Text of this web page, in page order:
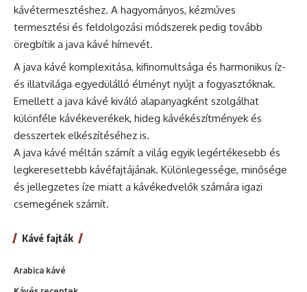
kávétermesztéshez. A hagyományos, kézműves
termesztési és feldolgozási módszerek pedig tovább
öregbítik a java kávé hírnevét.
A java kávé komplexitása, kifinomultsága és harmonikus íz-
és illatvilága egyedülálló élményt nyújt a fogyasztóknak.
Emellett a java kávé kiváló alapanyagként szolgálhat
különféle kávékeverékek, hideg kávékészítmények és
desszertek elkészítéséhez is.
A java kávé méltán számít a világ egyik legértékesebb és
legkeresettebb kávéfajtájának. Különlegessége, minősége
és jellegzetes íze miatt a kávékedvelők számára igazi
csemegének számít.
Kávé fajták
Arabica kávé